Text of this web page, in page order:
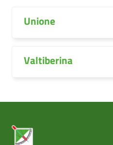
Unione
Valtiberina